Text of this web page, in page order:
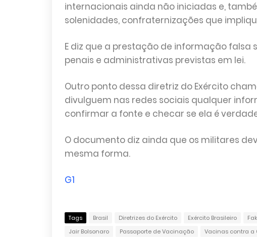
internacionais ainda não iniciadas e,
solenidades, confraternizações que
E diz que a prestação de informação falsa
penais e administrativas previstas em lei.
Outro ponto dessa diretriz do Exército
divulguem nas redes sociais qualquer
confirmar a fonte e checar se ela é
O documento diz ainda que os militares
mesma forma.
G1
Tags Brasil Diretrizes do Exército Exército Brasileiro
Jair Bolsonaro
Passaporte de Vacinação Vacinas contra a